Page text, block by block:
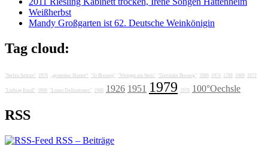
Weißherbst
Mandy Großgarten ist 62. Deutsche Weinkönigin
Tag cloud:
"Stefan Sattran" 1976 „grotesker Humor“ "Jo Breunig" "Weingut am Stein" "Getränke Breunig" 1986 1974 1788 1989 1972
"Ludwig Knoll" 1606 "Lunas Delikatessen" 1988 1926 1951 1979 1978 100°Oechsle
RSS
RSS – Beiträge